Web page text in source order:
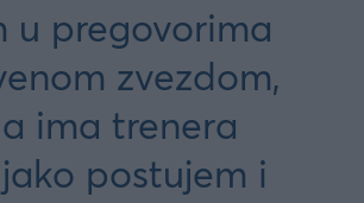
u pregovorima
zvezdom,
ima trenera
postujem i